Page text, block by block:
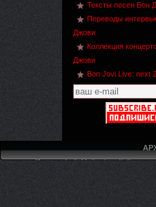
Тексты песен Бон
Переводы
Джови
Коллекция
Джови
Bon Jovi Live: next
Deprecated: Methods with the